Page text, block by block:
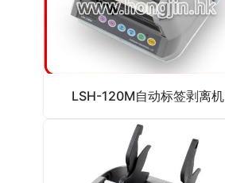
LSH-120M自动标签剥离机